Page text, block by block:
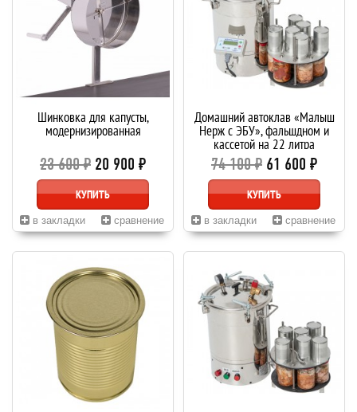
Шинковка для капусты,
модернизированная
23 600 ₽ 20 900 ₽
КУПИТЬ
в закладки сравнение
Домашний автоклав «Малыш
Нерж с ЭБУ», фальшдном и
кассетой на 22 литра
74 100 ₽ 61 600 ₽
КУПИТЬ
в закладки сравнение